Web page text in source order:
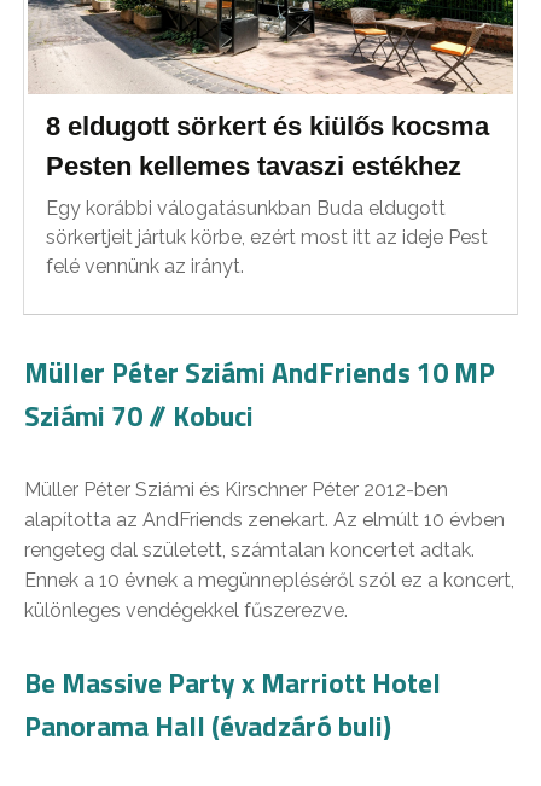
8 eldugott sörkert és kiülős kocsma
Pesten kellemes tavaszi estékhez
Egy korábbi válogatásunkban Buda eldugott
sörkertjeit jártuk körbe, ezért most itt az ideje Pest
felé vennünk az irányt.
Müller Péter Sziámi AndFriends 10 MP
Sziámi 70 // Kobuci
Müller Péter Sziámi és Kirschner Péter 2012-ben
alapította az AndFriends zenekart. Az elmúlt 10 évben
rengeteg dal született, számtalan koncertet adtak.
Ennek a 10 évnek a megünnepléséről szól ez a koncert,
különleges vendégekkel fűszerezve.
Be Massive Party x Marriott Hotel
Panorama Hall (évadzáró buli)